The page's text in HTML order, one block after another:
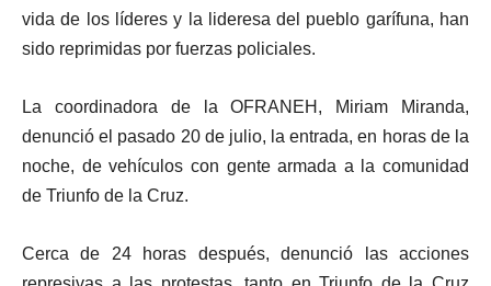
vida de los líderes y la lideresa del pueblo garífuna, han
sido reprimidas por fuerzas policiales.
La coordinadora de la OFRANEH, Miriam Miranda,
denunció el pasado 20 de julio, la entrada, en horas de la
noche, de vehículos con gente armada a la comunidad
de Triunfo de la Cruz.
Cerca de 24 horas después, denunció las acciones